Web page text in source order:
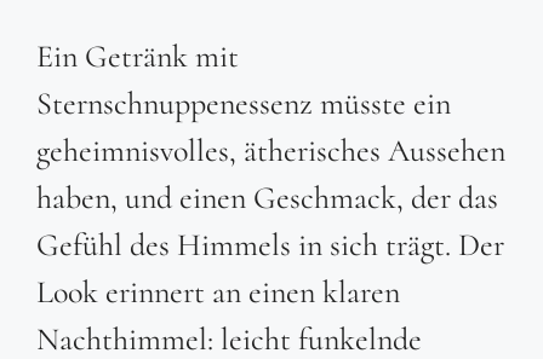
Ein Getränk mit
Sternschnuppenessenz müsste ein
geheimnisvolles, ätherisches Aussehen
haben, und einen Geschmack, der das
Gefühl des Himmels in sich trägt. Der
Look erinnert an einen klaren
Nachthimmel: leicht funkelnde